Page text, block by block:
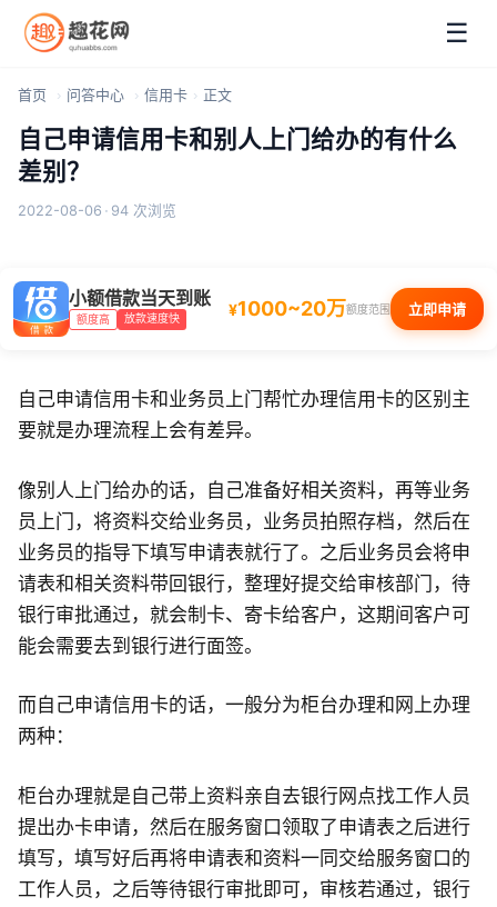
☰
首页 问答中心 信用卡 正文
自己申请信用卡和别人上门给办的有什么
差别？
2022-08-06 · 94 次浏览
小额借款当天到账
额度高 放款速度快 ¥1000~20万额度范围 立即申请
自己申请信用卡和业务员上门帮忙办理信用卡的区别主
要就是办理流程上会有差异。
像别人上门给办的话，自己准备好相关资料，再等业务
员上门，将资料交给业务员，业务员拍照存档，然后在
业务员的指导下填写申请表就行了。之后业务员会将申
请表和相关资料带回银行，整理好提交给审核部门，待
银行审批通过，就会制卡、寄卡给客户，这期间客户可
能会需要去到银行进行面签。
而自己申请信用卡的话，一般分为柜台办理和网上办理
两种：
柜台办理就是自己带上资料亲自去银行网点找工作人员
提出办卡申请，然后在服务窗口领取了申请表之后进行
填写，填写好后再将申请表和资料一同交给服务窗口的
工作人员，之后等待银行审批即可，审核若通过，银行